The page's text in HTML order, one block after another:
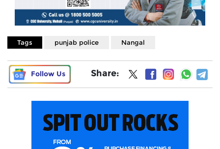
Tags punjab police Nangal
Follow Us Share: